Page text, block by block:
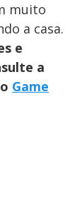
muito
a casa.
e
a
Game